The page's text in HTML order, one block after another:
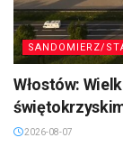
SANDOMIERZ/
Włostów:
2026-08-07